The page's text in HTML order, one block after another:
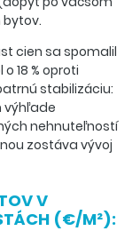
cien sa spomalil
18 % oproti
stabilizáciu:
výhľade
nehnuteľností
zostáva vývoj
V
(€/M²):